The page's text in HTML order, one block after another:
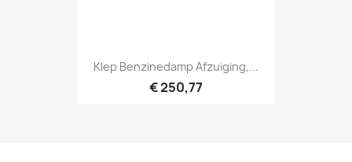
Klep Benzinedamp Afzuiging,...
€ 250,77